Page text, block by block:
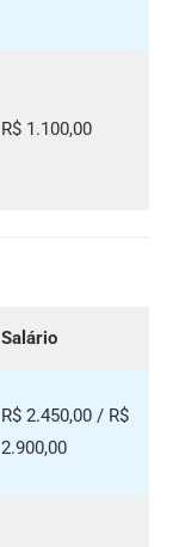
R$ 1.100,00
Salário
R$ 2.450,00 / R$
2.900,00